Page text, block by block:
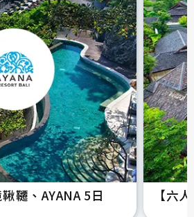
韆、AYANA 5日 【六